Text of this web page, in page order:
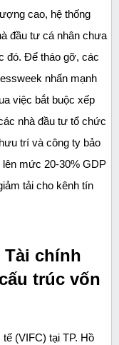
cao, hệ thống
đầu tư cá nhân chưa
đó. Để tháo gỡ, các
nhấn mạnh
việc bắt buộc xếp
nhà đầu tư tổ chức
trí và công ty bảo
lên mức 20-30% GDP
tải cho kênh tín
Tài chính
trúc vốn
(VIFC) tại TP. Hồ